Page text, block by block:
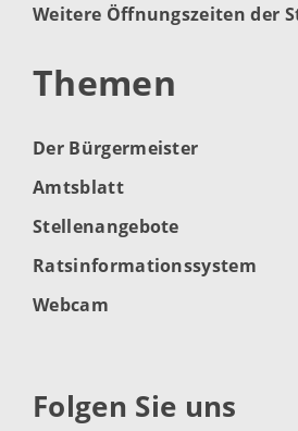
Weitere Öffnungszeiten der
Themen
Der Bürgermeister
Amtsblatt
Stellenangebote
Ratsinformationssystem
Webcam
Folgen Sie uns